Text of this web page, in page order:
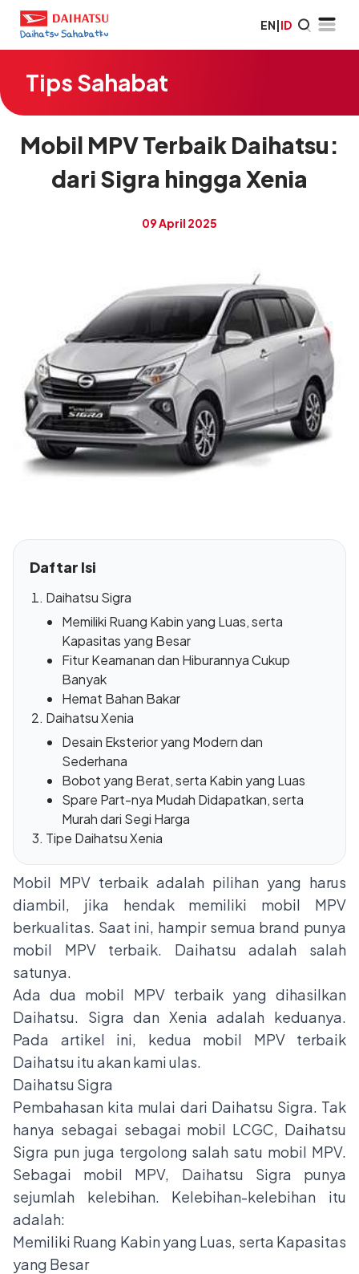
EN|ID
Tips Sahabat
Mobil MPV Terbaik Daihatsu:
dari Sigra hingga Xenia
09 April 2025
Daftar Isi
Daihatsu Sigra
Memiliki Ruang Kabin yang Luas, serta
Kapasitas yang Besar
Fitur Keamanan dan Hiburannya Cukup
Banyak
Hemat Bahan Bakar
Daihatsu Xenia
Desain Eksterior yang Modern dan
Sederhana
Bobot yang Berat, serta Kabin yang Luas
Spare Part-nya Mudah Didapatkan, serta
Murah dari Segi Harga
Tipe Daihatsu Xenia
Mobil MPV terbaik adalah pilihan yang harus
diambil, jika hendak memiliki mobil MPV
berkualitas. Saat ini, hampir semua brand punya
mobil MPV terbaik. Daihatsu adalah salah
satunya.
Ada dua mobil MPVterbaik yang dihasilkan
Daihatsu. Sigra dan Xenia adalah keduanya.
Pada artikel ini, kedua mobil MPV terbaik
Daihatsu itu akan kami ulas.
Daihatsu Sigra
Pembahasan kita mulai dari Daihatsu Sigra. Tak
hanya sebagai sebagai mobil LCGC, Daihatsu
Sigra pun juga tergolong salah satu mobil MPV.
Sebagai mobil MPV, Daihatsu Sigra punya
sejumlah kelebihan. Kelebihan-kelebihan itu
adalah:
Memiliki Ruang Kabin yang Luas, serta Kapasitas
yang Besar